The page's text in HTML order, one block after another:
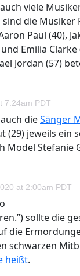
viele
die Musiker
Paul (40),
und Emilia Clarke
Jordan (57)
7:24am PDT
dieSänger
(29) jeweils ein
Model Stefanie
at 2:00am PDT
sollte die
die
schwarzen
heißt.